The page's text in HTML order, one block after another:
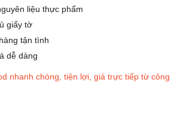
liệu thực phẩm
giấy tờ
tận tình
dễ dàng
nhanh chóng, tiện lợi, giá trực tiếp từ công